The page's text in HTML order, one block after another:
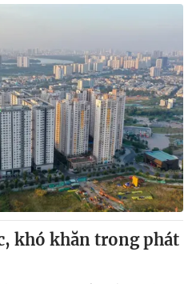
khó khăn trong phát